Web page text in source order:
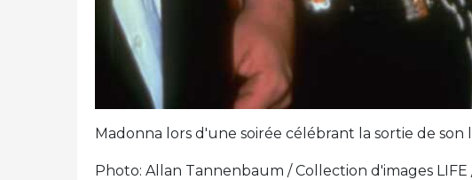
Madonna lors d'une soirée célébrant la sortie de son
Photo: Allan Tannenbaum / Collection d'images LIFE